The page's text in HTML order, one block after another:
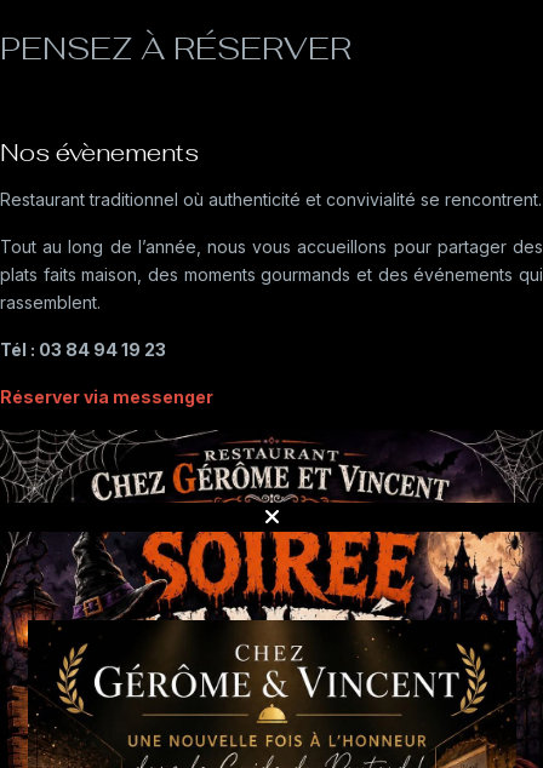
PENSEZ À RÉSERVER
Nos évènements
Restaurant traditionnel où authenticité et convivialité se rencontrent.
Tout au long de l’année, nous vous accueillons pour partager des
plats faits maison, des moments gourmands et des événements qui
rassemblent.
Tél : 03 84 94 19 23
Réserver via messenger